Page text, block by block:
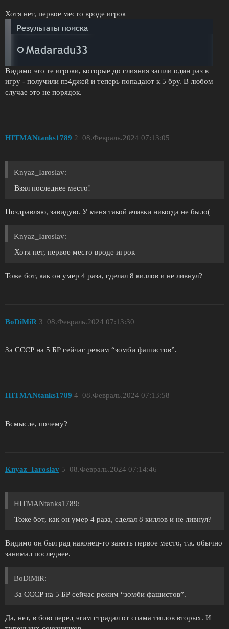
Хотя нет, первое место вроде игрок
Видимо это те игроки, которые до слияния зашли один раз в
игру - получили пз4джей и теперь попадают к 5 бру. В любом
случае это не порядок.
HITMANtanks1789 08.Февраль.2024 07:13:05
2
Knyaz_Iaroslav:
Взял последнее место!
Поздравляю, завидую. У меня такой ачивки никогда не было(
Knyaz_Iaroslav:
Хотя нет, первое место вроде игрок
Тоже бот, как он умер 4 раза, сделал 8 киллов и не ливнул?
BoDiMiR 08.Февраль.2024 07:13:30
3
За СССР на 5 БР сейчас режим “зомби фашистов”.
HITMANtanks1789 08.Февраль.2024 07:13:58
4
Всмысле, почему?
Knyaz_Iaroslav 08.Февраль.2024 07:14:46
5
HITMANtanks1789:
Тоже бот, как он умер 4 раза, сделал 8 киллов и не ливнул?
Видимо он был рад наконец-то занять первое место, т.к. обычно
занимал последнее.
BoDiMiR:
За СССР на 5 БР сейчас режим “зомби фашистов”.
Да, нет, в бою перед этим страдал от спама тиглов вторых. И